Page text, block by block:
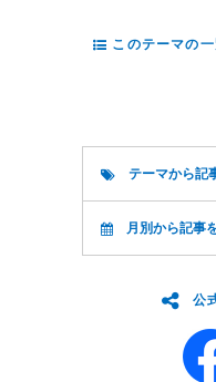
このテーマの
テーマから記
月別から記事
公